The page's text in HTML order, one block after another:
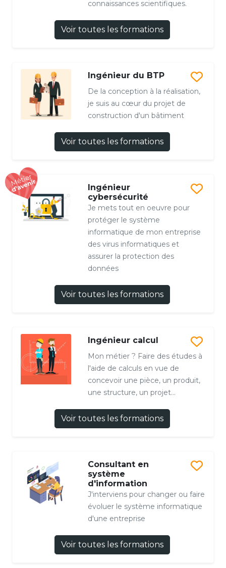
connaissances scientifiques.
Voir toutes les formations
Ingénieur du BTP
De la conception à la réalisation,
je suis au cœur du projet de
construction d'un bâtiment
Voir toutes les formations
Ingénieur
cybersécurité
Je mets tout en oeuvre pour
protéger le système
informatique de mon entreprise
des virus informatiques et
assurer la protection des
données
Voir toutes les formations
Ingénieur calcul
Mon métier ? Faire des études à
l'aide de calculs en vue de
concevoir une pièce, un produit,
une structure, un projet...
Voir toutes les formations
Consultant en
système
d'information
J'interviens pour changer ou faire
évoluer le système informatique
d'une entreprise
Voir toutes les formations